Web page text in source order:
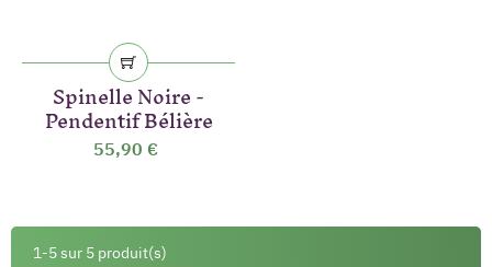
Spinelle Noire -
Pendentif Bélière
55,90 €
1-5 sur 5 produit(s)